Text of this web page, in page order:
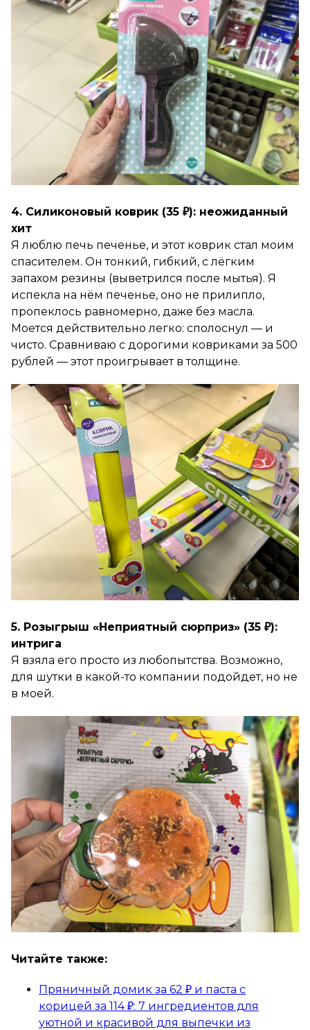
4. Силиконовый коврик (35 ₽): неожиданный
хит
Я люблю печь печенье, и этот коврик стал моим
спасителем. Он тонкий, гибкий, с лёгким
запахом резины (выветрился после мытья). Я
испекла на нём печенье, оно не прилипло,
пропеклось равномерно, даже без масла.
Моется действительно легко: сполоснул — и
чисто. Сравниваю с дорогими ковриками за 500
рублей — этот проигрывает в толщине.
5. Розыгрыш «Неприятный сюрприз» (35 ₽):
интрига
Я взяла его просто из любопытства. Возможно,
для шутки в какой-то компании подойдет, но не
в моей.
Читайте также:
Пряничный домик за 62 ₽ и паста с
корицей за 114 ₽: 7 ингредиентов для
уютной и красивой для выпечки из